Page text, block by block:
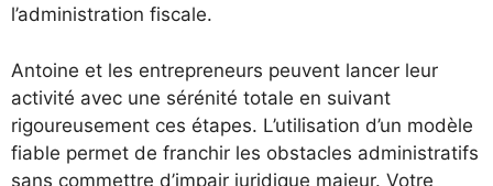
l’administration fiscale.
Antoine et les entrepreneurs peuvent lancer leur
activité avec une sérénité totale en suivant
rigoureusement ces étapes. L’utilisation d’un modèle
fiable permet de franchir les obstacles administratifs
sans commettre d’impair juridique majeur. Votre